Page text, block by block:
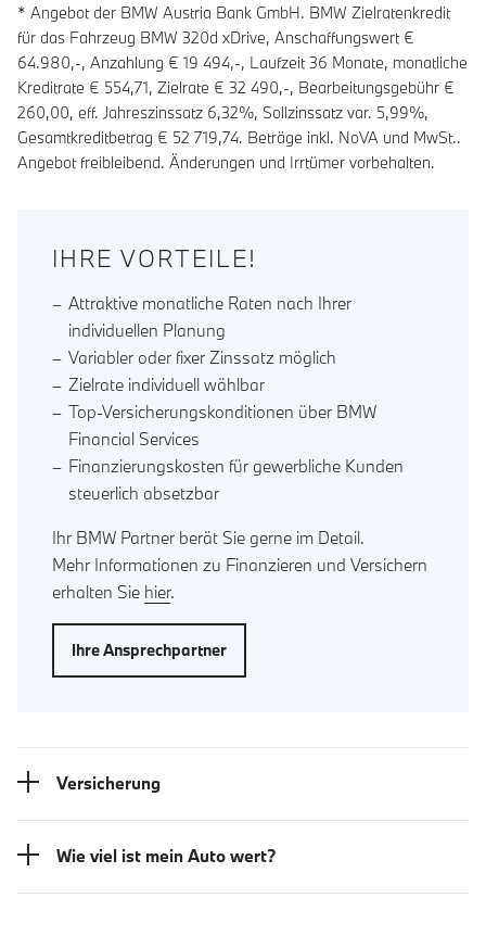
* Angebot der BMW Austria Bank GmbH. BMW Zielratenkredit
für das Fahrzeug BMW 320d xDrive, Anschaffungswert €
64.980,-, Anzahlung € 19 494,-, Laufzeit36 Monate, monatliche
Kreditrate € 554,71, Zielrate € 32 490,-, Bearbeitungsgebühr €
260,00, eff. Jahreszinssatz 6,32%, Sollzinssatz var. 5,99%,
Gesamtkreditbetrag € 52 719,74. Beträge inkl. NoVA und MwSt..
Angebot freibleibend. Änderungen und Irrtümer vorbehalten.
IHRE VORTEILE!
Attraktive monatliche Raten nach Ihrer
individuellen Planung
Variabler oder fixer Zinssatz möglich
Zielrate individuell wählbar
Top-Versicherungskonditionen über BMW
Financial Services
Finanzierungskosten für gewerbliche Kunden
steuerlich absetzbar
Ihr BMW Partner berät Sie gerne im Detail.
Mehr Informationen zu Finanzieren und Versichern
erhalten Sie hier.
Ihre Ansprechpartner
Versicherung
Wie viel ist mein Auto wert?